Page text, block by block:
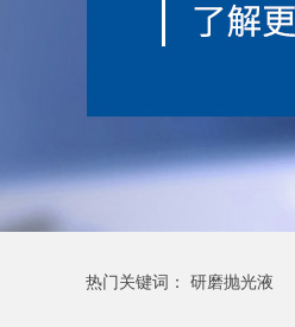
热门关键词： 研磨抛光液